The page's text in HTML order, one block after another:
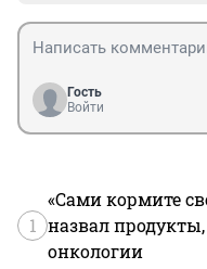
Гость
Войти
1
«Сами кормите
назвал
онкологии